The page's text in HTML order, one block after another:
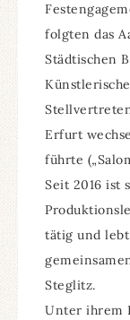
folgten das
Städtischen
Erfurt
führte
Seit 2016 ist
tätig und
Steglitz.
Unter ihrem